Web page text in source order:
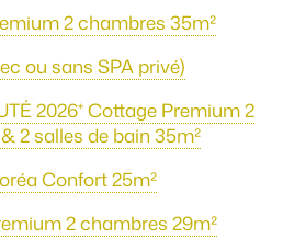
2 chambres 35m²
ou sans SPA privé)
2026* Cottage Premium 2
2 salles de bain 35m²
Confort 25m²
2 chambres 29m²